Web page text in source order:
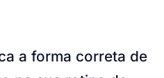
a forma correta de